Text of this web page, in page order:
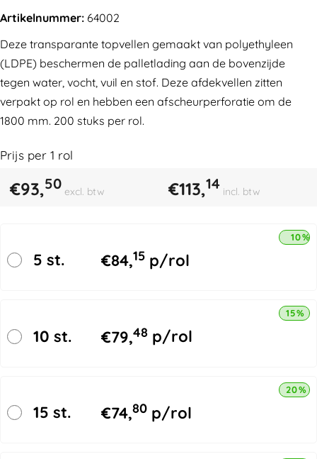
Artikelnummer: 64002
Deze transparante topvellen gemaakt van polyethyleen
(LDPE) beschermen de palletlading aan de bovenzijde
tegen water, vocht, vuil en stof. Deze afdekvellen zitten
verpakt op rol en hebben een afscheurperforatie om de
1800 mm. 200 stuks per rol.
Prijs per 1 rol
€93,50 excl. btw €113,14 incl. btw
5 st. €84,15 p/rol
10%
10 st. €79,48 p/rol
15%
15 st. €74,80 p/rol
20%